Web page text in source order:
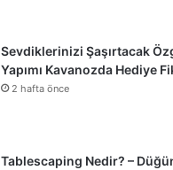
Sevdiklerinizi Şaşırtacak
Yapımı Kavanozda Hediye
2 hafta önce
Tablescaping Nedir? –